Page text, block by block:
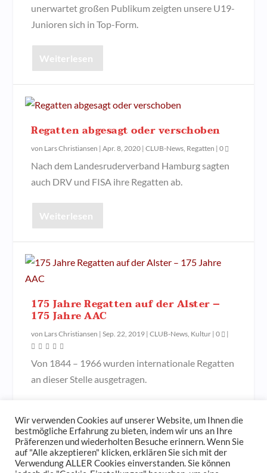
unerwartet großen Publikum zeigten unsere U19-
Junioren sich in Top-Form.
Weiterlesen
Regatten abgesagt oder verschoben
von Lars Christiansen |Apr. 8, 2020 |CLUB-News, Regatten |0
Nach dem Landesruderverband Hamburg sagten
auch DRV und FISA ihre Regatten ab.
Weiterlesen
175 Jahre Regatten auf der Alster –
175 Jahre AAC
von Lars Christiansen |Sep. 22, 2019 |CLUB-News, Kultur |0 |
Von 1844 – 1966 wurden internationale Regatten
an dieser Stelle ausgetragen.
Wir verwenden Cookies auf unserer Website, um Ihnen die
bestmögliche Erfahrung zu bieten, indem wir uns an Ihre
Präferenzen und wiederholten Besuche erinnern. Wenn Sie
auf "Alle akzeptieren" klicken, erklären Sie sich mit der
Verwendung ALLER Cookies einverstanden. Sie können